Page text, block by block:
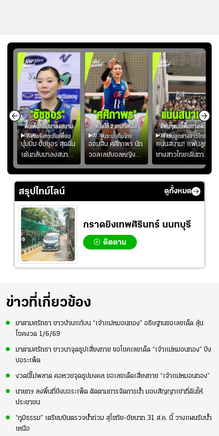
01:08
บุ๋มบิ๋ม ชัชชุอร สุดตื่น
เต้นกลับมาลงสนาม
ให้ทีมชาติ แอบกังวล
จังหวะไม่เข้ากับเพื่อน
00:55
ออมสิน ศศิภาพร นัก
วอลเลย์บอลหญิงทีม
ชาติไทย หวังใช้ 2
เกมที่เหลือ ปรับจู
00:36
แน่นสนาม! แฟนลูก
ยางสาวไทยเดินทาง
เข้ามาเชียร์สาวไทย
อย่างคึกคัก เพื่อให้
กำลังใจ ก่อนที่สาว
สรุปไทม์ไลน์ ดูทั้งหมด
กราดยิงเทพศิรินทร์ นนทบุรี
ติดตาม
ข่าวที่เกี่ยวข้อง
มาตามศรัทธา ชาวบ้านแก้บน “เจ้าแม่หมอนทอง” อธิษฐานขอเลขเด็ด ลุ้น
โชคงวด 1/6/69
มาตามศรัทธา ชาวนาจุดธูปเสี่ยงทาย ขอโชคเลขเด็ด “เจ้าแม่หมอนทอง” บึง
บอระเพ็ด
งวดนี้ไม่พลาด คอหวยจุดธูปมงคล ขอเลขเด็ดเสี่ยงทาย “เจ้าแม่หมอนทอง”
นายกฯ ลงพื้นที่บึงบอระเพ็ด ติดตามการจัดการน้ำ มอบสัญญาเช่าที่ดินให้
ประชาชน
“ภูมิธรรม” เตรียมบินตรวจน้ำท่วม สุโขทัย-ชัยนาท 31 ส.ค. นี้ วางแผนรับน้ำ
เหนือ